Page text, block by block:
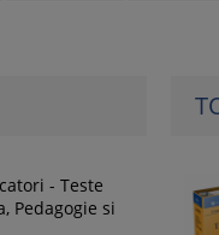
- Teste
Pedagogie si